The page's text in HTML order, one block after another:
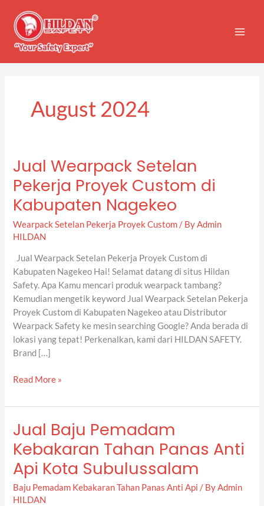
content
August 2024
Jual Wearpack Setelan
Pekerja Proyek Custom di
Kabupaten Nagekeo
Wearpack Setelan Pekerja Proyek Custom/ ByAdmin
HILDAN
Jual Wearpack Setelan Pekerja Proyek Custom di
Kabupaten Nagekeo Hai! Selamat datang di situs Hildan
Safety. Apa Kamu mencari produk wearpack tambang?
Kemudian mengetik keyword Jual Wearpack Setelan Pekerja
Proyek Custom di Kabupaten Nagekeo atau Distributor
Wearpack Safety ke mesin searching Google? Anda berada di
lokasi yang tepat! Perkenalkan, kami dari HILDAN SAFETY.
Brand […]
Jual
Setelan
Pekerja
Custom
Kabupaten
Nagekeo
Read More »
Jual Baju Pemadam
Kebakaran Tahan Panas Anti
Api Kota Subulussalam
Baju Pemadam Kebakaran Tahan Panas Anti Api / ByAdmin
HILDAN
Jual
Pemadam
Kebakaran
Tahan
Panas